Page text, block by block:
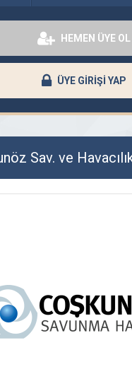
HEMEN ÜYE OL
ÜYE GİRİŞİ YAP
Sav. ve